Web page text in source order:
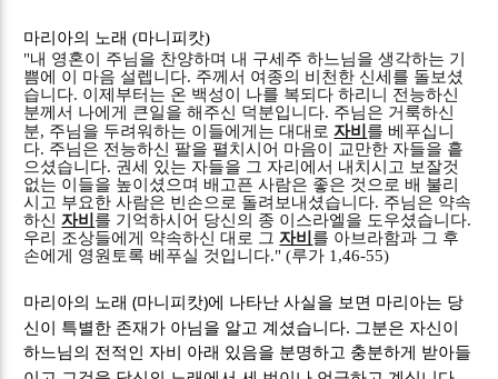
마리아의 노래(마니피캇)
"내 영혼이 주님을 찬양하며 내 구세주 하느님을 생각하는 기
쁨에 이 마음 설렙니다. 주께서 여종의 비천한 신세를 돌보셨
습니다. 이제부터는 온 백성이 나를 복되다 하리니 전능하신
분께서 나에게 큰일을 해주신 덕분입니다. 주님은 거룩하신
분, 주님을 두려워하는 이들에게는 대대로 자비 를 베푸십니
다. 주님은 전능하신 팔을 펼치시어 마음이 교만한 자들을 흩
으셨습니다. 권세 있는 자들을 그 자리에서 내치시고 보잘것
없는 이들을 높이셨으며 배고픈 사람은 좋은 것으로 배 불리
시고 부요한 사람은 빈손으로 돌려보내셨습니다. 주님은 약속
하신자비 를 기억하시어 당신의 종 이스라엘을 도우셨습니다.
우리 조상들에게 약속하신 대로 그자비 를 아브라함과 그 후
손에게 영원토록 베푸실 것입니다." (루가 1,46-55)
마리아의 노래(마니피캇)에 나타난 사실을 보면 마리아는 당
신이 특별한 존재가 아님을 알고 계셨습니다. 그분은 자신이
하느님의 전적인 자비 아래 있음을 분명하고 충분하게 받아들